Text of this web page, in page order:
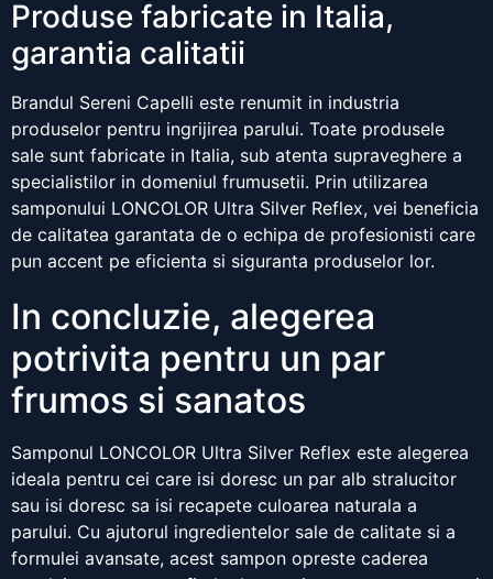
Produse fabricate in Italia,
garantia calitatii
Brandul Sereni Capelli este renumit in industria
produselor pentru ingrijirea parului. Toate produsele
sale sunt fabricate in Italia, sub atenta supraveghere a
specialistilor in domeniul frumusetii. Prin utilizarea
samponului LONCOLOR Ultra Silver Reflex, vei beneficia
de calitatea garantata de o echipa de profesionisti care
pun accent pe eficienta si siguranta produselor lor.
In concluzie, alegerea
potrivita pentru un par
frumos si sanatos
Samponul LONCOLOR Ultra Silver Reflex este alegerea
ideala pentru cei care isi doresc un par alb stralucitor
sau isi doresc sa isi recapete culoarea naturala a
parului. Cu ajutorul ingredientelor sale de calitate si a
formulei avansate, acest sampon opreste caderea